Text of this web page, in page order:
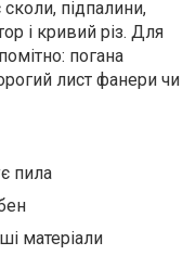
підпалини,
і кривий різ. Для
погана
лист фанери чи
пила
матеріали